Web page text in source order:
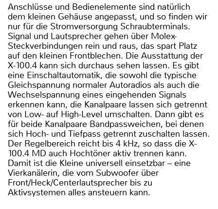
Anschlüsse und Bedienelemente sind natürlich
dem kleinen Gehäuse angepasst, und so finden wir
nur für die Stromversorgung Schraubterminals.
Signal und Lautsprecher gehen über Molex-
Steckverbindungen rein und raus, das spart Platz
auf den kleinen Frontblechen. Die Ausstattung der
X-100.4 kann sich durchaus sehen lassen. Es gibt
eine Einschaltautomatik, die sowohl die typische
Gleichspannung normaler Autoradios als auch die
Wechselspannung eines eingehenden Signals
erkennen kann, die Kanalpaare lassen sich getrennt
von Low- auf High-Level umschalten. Dann gibt es
für beide Kanalpaare Bandpassweichen, bei denen
sich Hoch- und Tiefpass getrennt zuschalten lassen.
Der Regelbereich reicht bis 4 kHz, so dass die X-
100.4 MD auch Hochtöner aktiv trennen kann.
Damit ist die Kleine universell einsetzbar – eine
Vierkanälerin, die vom Subwoofer über
Front/Heck/Centerlautsprecher bis zu
Aktivsystemen alles ansteuern kann.